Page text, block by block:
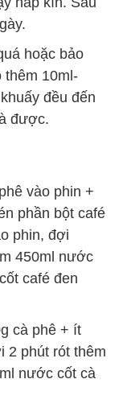
hoặc bảo
thêm 10ml-
đều đến
được.
vào phin +
phần bột café
phin, đợi
450ml nước
café đen
cà phê + ít
2 phút rót thêm
nước cốt cà